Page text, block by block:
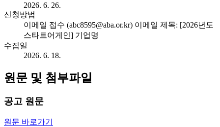
2026. 6. 26.
신청방법
이메일 접수 (abc8595@aba.or.kr) 이메일 제목: [2026년도
스타트어게인] 기업명
수집일
2026. 6. 18.
원문 및 첨부파일
공고 원문
원문 바로가기